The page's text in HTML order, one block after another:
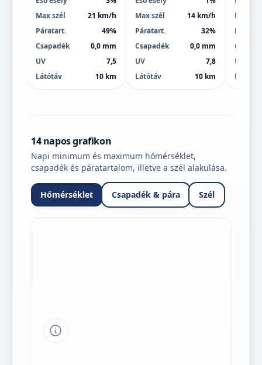
Max szél
21 km/h
Páratart.
49%
Csapadék
0,0 mm
UV
7,5
Látótáv
10 km
Max szél
14 km/h
Páratart.
32%
Csapadék
0,0 mm
UV
7,8
Látótáv
10 km
Max
UV
Látótáv
14 napos grafikon
Napi minimum és maximum hőmérséklet,
csapadék és páratartalom, illetve a szél alakulása.
Hőmérséklet Csapadék & pára Szél
Tipp a grafikon jelmagyarázatához